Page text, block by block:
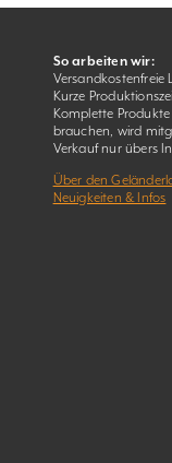
So arbeiten wir:
Versandkostenfreie
Kurze
Komplette Produkte
brauchen, wird
Verkauf nur übers
Über den
Neuigkeiten & Infos